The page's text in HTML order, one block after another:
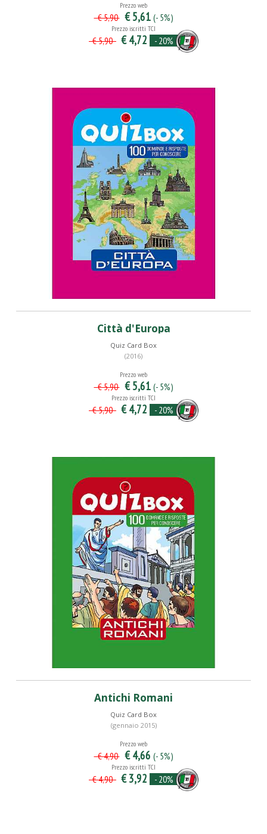
Prezzo web
€ 5,90 € 5,61 (- 5%)
Prezzo iscritti TCI
€ 5,90 € 4,72 - 20%
Città d'Europa
Quiz Card Box
(2016)
Prezzo web
€ 5,90 € 5,61 (- 5%)
Prezzo iscritti TCI
€ 5,90 € 4,72 - 20%
Antichi Romani
Quiz Card Box
(gennaio 2015)
Prezzo web
€ 4,90 € 4,66 (- 5%)
Prezzo iscritti TCI
€ 4,90 € 3,92 - 20%